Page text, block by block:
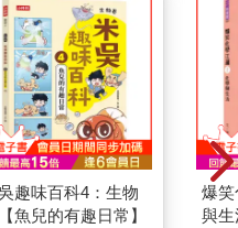
趣味百科4：生物
魚兒的有趣日常】
爆
與生